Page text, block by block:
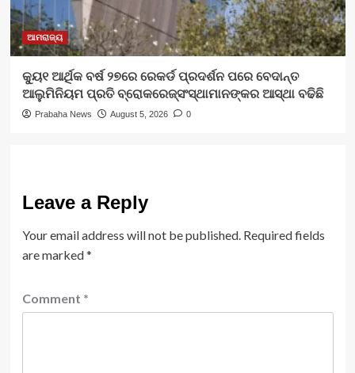
ଆମରାଜ୍ୟ
କ୍ୟୁ୧ ଆର୍ଥିକ ବର୍ଷ ୨୭ରେ ରେକର୍ଡ ପ୍ରଦର୍ଶନ ପରେ ବେଦାନ୍ତ
ଆଲୁମିନିୟମ ପ୍ରତି ବ୍ରୋକରେଜ୍‌ସଂସ୍ଥାମାନଙ୍କର ଆସ୍ଥା ବଢିଛି
Prabaha News August 5, 2026 0
Leave a Reply
Your email address will not be published. Required fields
are marked*
Comment *